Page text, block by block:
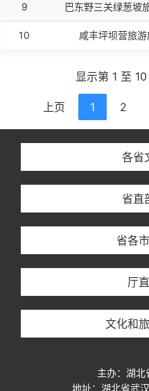
9 巴东野三关绿葱坡
10 咸丰坪坝营旅
显示第 1 至
上页 1 2
各省
省直
省各
厅
文化和
主办：湖北
地址：湖北省武